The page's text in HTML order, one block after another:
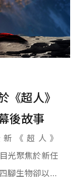
《超人》
後故事
《超人》
光聚焦於新任
腳生物卻以不